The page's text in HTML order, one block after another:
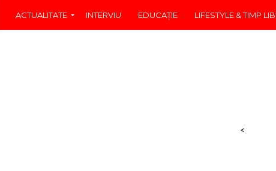
ACTUALITATE INTERVIU EDUCAŢIE LIFESTYLE & TIMP
<